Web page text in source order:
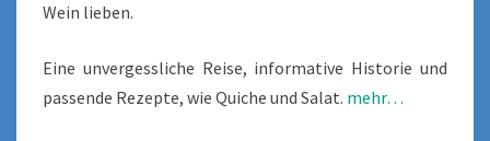
Wein lieben.
Eine unvergessliche Reise, informative Historie und
passende Rezepte, wie Quiche und Salat. mehr…